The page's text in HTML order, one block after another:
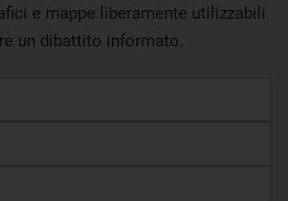
e mappe liberamente utilizzabili
un dibattito informato.